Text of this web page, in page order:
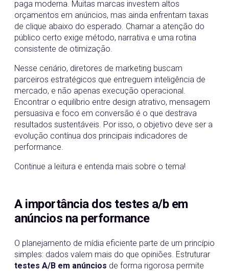
paga moderna. Muitas marcas investem altos
orçamentos em anúncios, mas ainda enfrentam taxas
de clique abaixo do esperado. Chamar a atenção do
público certo exige método, narrativa e uma rotina
consistente de otimização.
Nesse cenário, diretores de marketing buscam
parceiros estratégicos que entreguem inteligência de
mercado, e não apenas execução operacional.
Encontrar o equilíbrio entre design atrativo, mensagem
persuasiva e foco em conversão é o que destrava
resultados sustentáveis. Por isso, o objetivo deve ser a
evolução contínua dos principais indicadores de
performance.
Continue a leitura e entenda mais sobre o tema!
A importância dos testes a/b em
anúncios na performance
O planejamento de mídia eficiente parte de um princípio
simples: dados valem mais do que opiniões. Estruturar
testes A/B em anúncios de forma rigorosa permite